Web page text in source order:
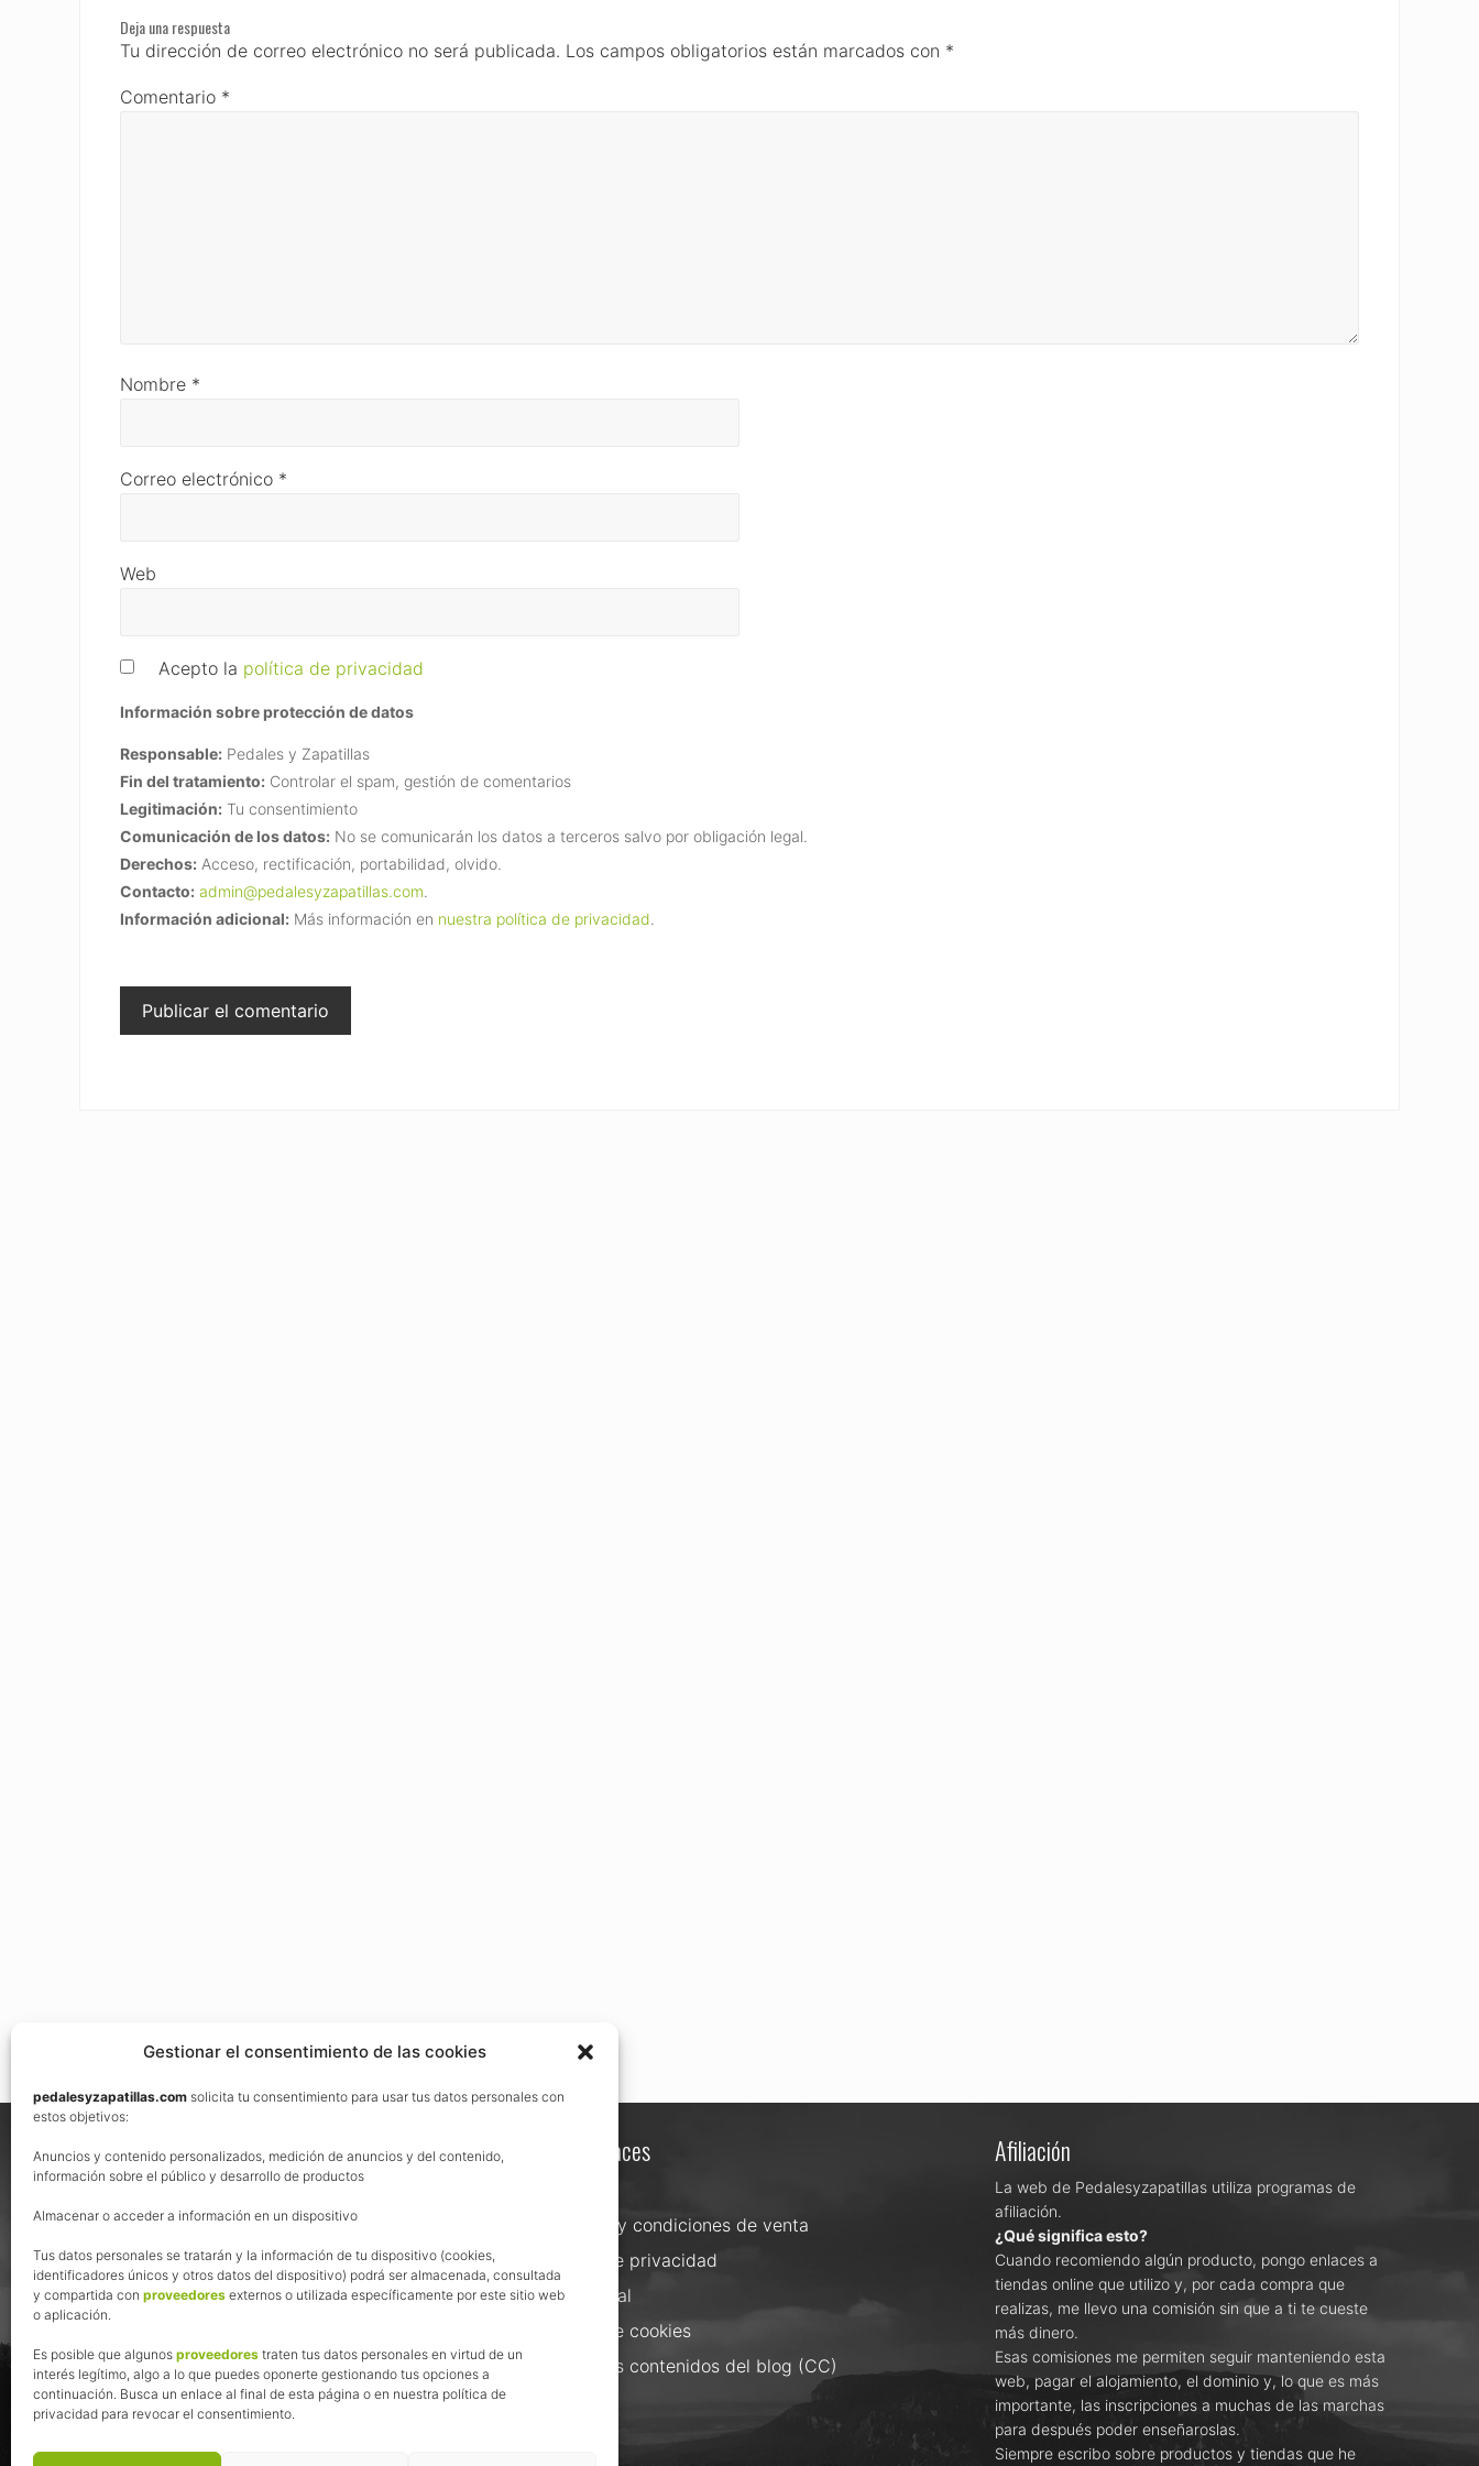
Gestionar el consentimiento de las cookies
pedalesyzapatillas.com solicita tu consentimiento para usar tus datos personales con
estos objetivos:
Anuncios y contenido personalizados, medición de anuncios y del contenido,
información sobre el público y desarrollo de productos
Almacenar o acceder a información en un dispositivo
Tus datos personales se tratarán y la información de tu dispositivo (cookies,
identificadores únicos y otros datos del dispositivo) podrá ser almacenada, consultada
y compartida con proveedores externos o utilizada específicamente por este sitio web
o aplicación.
Es posible que algunos proveedores traten tus datos personales en virtud de un
interés legítimo, algo a lo que puedes oponerte gestionando tus opciones a
continuación. Busca un enlace al final de esta página o en nuestra política de
privacidad para revocar el consentimiento.
Interactions
Deja una respuesta
Tu dirección de correo electrónico no será publicada. Los campos obligatorios están marcados con *
Comentario *
Nombre *
Correo electrónico *
Web
Acepto la política de privacidad
Información sobre protección de datos
Responsable: Pedales y Zapatillas
Fin del tratamiento: Controlar el spam, gestión de comentarios
Legitimación: Tu consentimiento
Comunicación de los datos: No se comunicarán los datos a terceros salvo por obligación legal.
Derechos: Acceso, rectificación, portabilidad, olvido.
Contacto: admin@pedalesyzapatillas.com.
Información adicional: Más información en nuestra política de privacidad.
Footer
Nos vemos en las redes Otros enlaces
Términos y condiciones de venta
Política de privacidad
Aviso Legal
Política de cookies
Uso de los contenidos del blog (CC)
Afiliación
La web de Pedalesyzapatillas utiliza programas de
afiliación.
¿Qué significa esto?
Cuando recomiendo algún producto, pongo enlaces a
tiendas online que utilizo y, por cada compra que
realizas, me llevo una comisión sin que a ti te cueste
más dinero.
Esas comisiones me permiten seguir manteniendo esta
web, pagar el alojamiento, el dominio y, lo que es más
importante, las inscripciones a muchas de las marchas
para después poder enseñaroslas.
Siempre escribo sobre productos y tiendas que he